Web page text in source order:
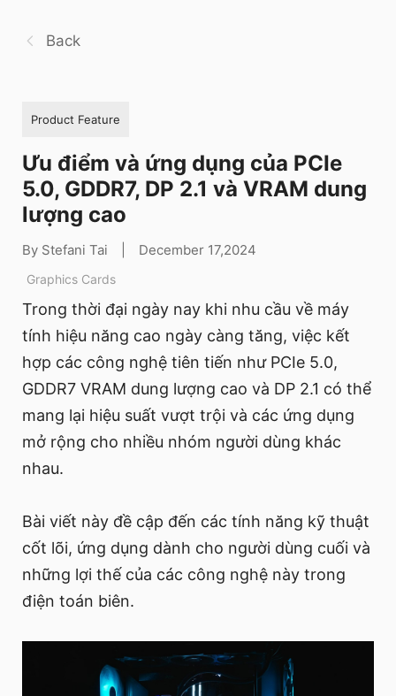
Back
Product Feature
Ưu điểm và ứng dụng của PCIe
5.0, GDDR7, DP 2.1 và VRAM dung
lượng cao
By Stefani Tai December 17,2024
Graphics Cards
Trong thời đại ngày nay khi nhu cầu về máy
tính hiệu năng cao ngày càng tăng, việc kết
hợp các công nghệ tiên tiến như PCIe 5.0,
GDDR7 VRAM dung lượng cao và DP 2.1 có thể
mang lại hiệu suất vượt trội và các ứng dụng
mở rộng cho nhiều nhóm người dùng khác
nhau.
Bài viết này đề cập đến các tính năng kỹ thuật
cốt lõi, ứng dụng dành cho người dùng cuối và
những lợi thế của các công nghệ này trong
điện toán biên.